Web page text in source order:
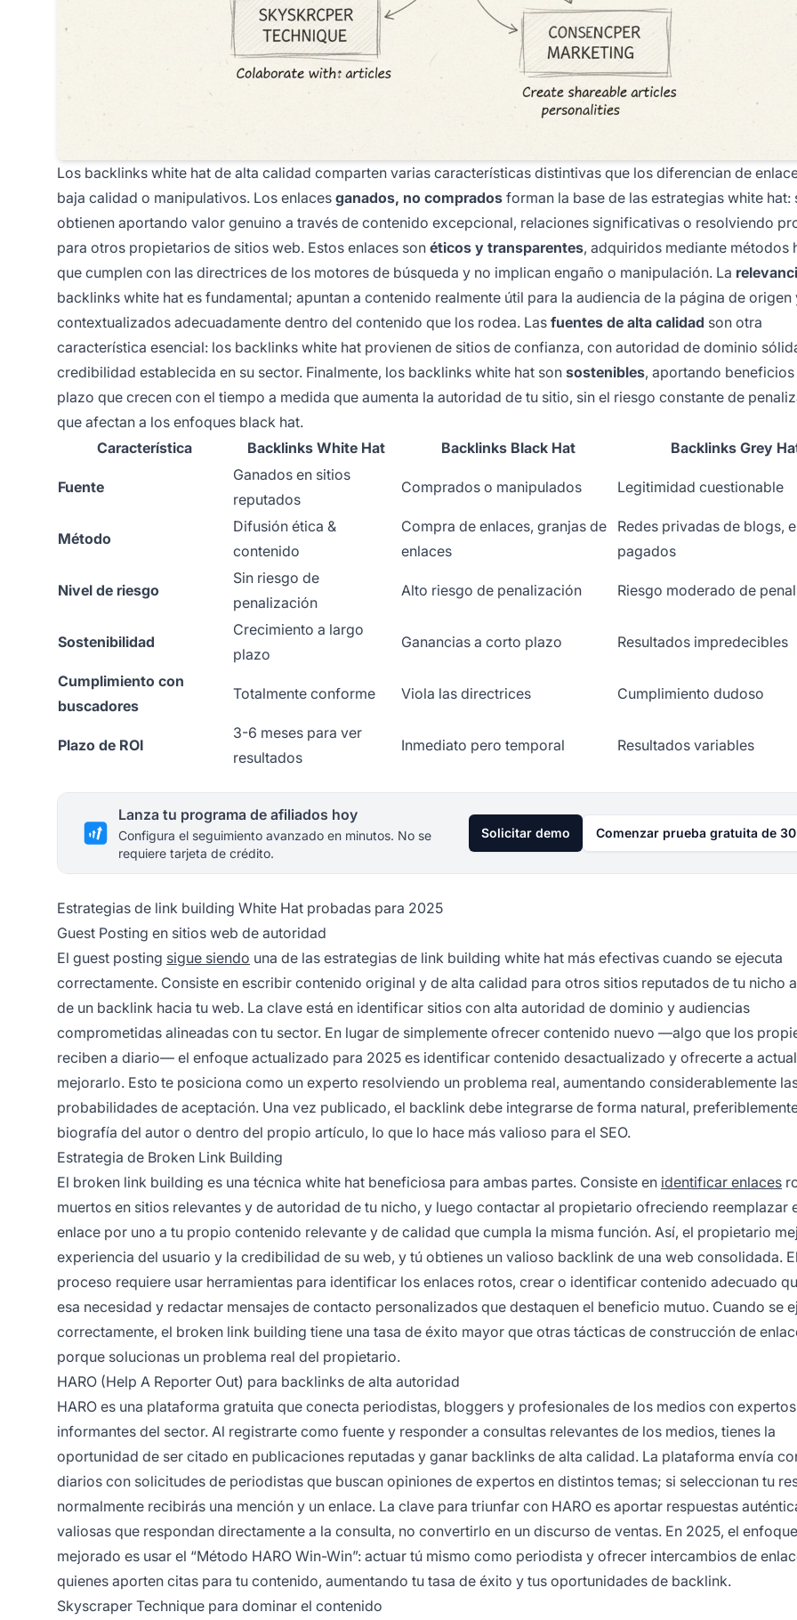
Los backlinks white hat de alta calidad comparten varias características distintivas que los diferencian de
baja calidad o manipulativos. Los enlaces ganados, no comprados forman la base de las estrategias white hat:
obtienen aportando valor genuino a través de contenido excepcional, relaciones significativas o resolviendo
para otros propietarios de sitios web. Estos enlaces son éticos y transparentes, adquiridos mediante métodos
que cumplen con las directrices de los motores de búsqueda y no implican engaño o manipulación. La
backlinks white hat es fundamental; apuntan a contenido realmente útil para la audiencia de la página de origen
contextualizados adecuadamente dentro del contenido que los rodea. Las fuentes de alta calidad son otra
característica esencial: los backlinks white hat provienen de sitios de confianza, con autoridad de dominio
credibilidad establecida en su sector. Finalmente, los backlinks white hat son sostenibles, aportando
plazo que crecen con el tiempo a medida que aumenta la autoridad de tu sitio, sin el riesgo constante de
que afectan a los enfoques black hat.
Característica
Backlinks White Hat Backlinks Black Hat Backlinks Grey
Fuente
Ganados en sitios
reputados
Comprados o manipulados Legitimidad cuestionable
Método
Difusión ética &
contenido
Compra de enlaces, granjas de
enlaces
Redes privadas de blogs,
pagados
Nivel de riesgo
Sin riesgo de
penalización
Alto riesgo de penalización Riesgo moderado de
Sostenibilidad
Crecimiento a largo
plazo
Ganancias a corto plazo Resultados impredecibles
Cumplimiento con
buscadores
Totalmente conforme Viola las directrices Cumplimiento dudoso
Plazo de ROI
3-6 meses para ver
resultados
Inmediato pero temporal Resultados variables
Lanza tu programa de afiliados hoy
Configura el seguimiento avanzado en minutos. No se
requiere tarjeta de crédito.
Solicitar demo Comenzar prueba gratuita de
Estrategias de link building White Hat probadas para 2025
Guest Posting en sitios web de autoridad
El guest posting sigue siendo una de las estrategias de link building white hat más efectivas cuando se ejecuta
correctamente. Consiste en escribir contenido original y de alta calidad para otros sitios reputados de tu nicho
de un backlink hacia tu web. La clave está en identificar sitios con alta autoridad de dominio y audiencias
comprometidas alineadas con tu sector. En lugar de simplemente ofrecer contenido nuevo —algo que los
reciben a diario— el enfoque actualizado para 2025 es identificar contenido desactualizado y ofrecerte a
mejorarlo. Esto te posiciona como un experto resolviendo un problema real, aumentando considerablemente
probabilidades de aceptación. Una vez publicado, el backlink debe integrarse de forma natural,
biografía del autor o dentro del propio artículo, lo que lo hace más valioso para el SEO.
Estrategia de Broken Link Building
El broken link building es una técnica white hat beneficiosa para ambas partes. Consiste en identificar enlaces
muertos en sitios relevantes y de autoridad de tu nicho, y luego contactar al propietario ofreciendo reemplazar
enlace por uno a tu propio contenido relevante y de calidad que cumpla la misma función. Así, el propietario
experiencia del usuario y la credibilidad de su web, y tú obtienes un valioso backlink de una web consolidada. El
proceso requiere usar herramientas para identificar los enlaces rotos, crear o identificar contenido adecuado
esa necesidad y redactar mensajes de contacto personalizados que destaquen el beneficio mutuo. Cuando se
correctamente, el broken link building tiene una tasa de éxito mayor que otras tácticas de construcción de
porque solucionas un problema real del propietario.
HARO (Help A Reporter Out) para backlinks de alta autoridad
HARO es una plataforma gratuita que conecta periodistas, bloggers y profesionales de los medios con
informantes del sector. Al registrarte como fuente y responder a consultas relevantes de los medios, tienes la
oportunidad de ser citado en publicaciones reputadas y ganar backlinks de alta calidad. La plataforma envía
diarios con solicitudes de periodistas que buscan opiniones de expertos en distintos temas; si seleccionan tu
normalmente recibirás una mención y un enlace. La clave para triunfar con HARO es aportar respuestas
valiosas que respondan directamente a la consulta, no convertirlo en un discurso de ventas. En 2025, el enfoque
mejorado es usar el “Método HARO Win-Win”: actuar tú mismo como periodista y ofrecer intercambios de
quienes aporten citas para tu contenido, aumentando tu tasa de éxito y tus oportunidades de backlink.
Skyscraper Technique para dominar el contenido